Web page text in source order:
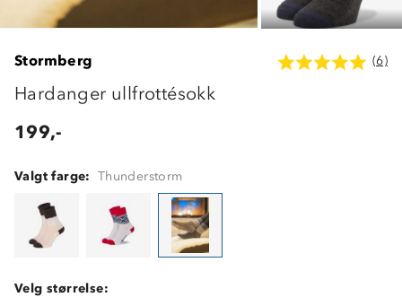
Stormberg (6)
Hardanger ullfrottésokk
199,-
Valgt farge: Thunderstorm
Velg størrelse: